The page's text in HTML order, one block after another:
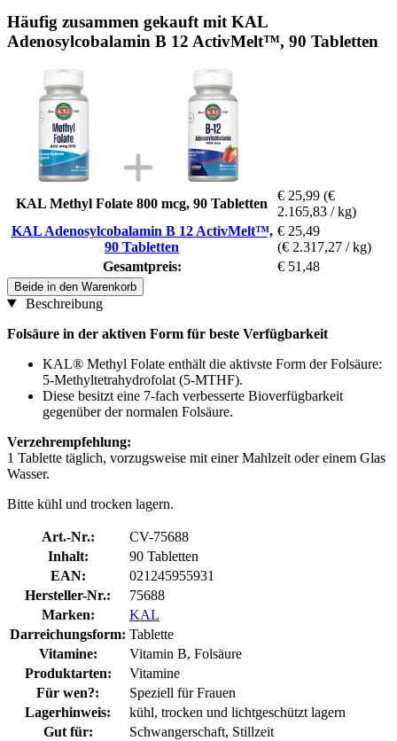
Häufig zusammen gekauft mit KAL
Adenosylcobalamin B 12 ActivMelt™, 90 Tabletten
KAL Methyl Folate 800 mcg, 90 Tabletten
€ 25,99 (€
2.165,83 / kg)
KAL Adenosylcobalamin B 12 ActivMelt™,
90 Tabletten
€ 25,49
(€ 2.317,27 / kg)
Gesamtpreis:
€ 51,48
Beide in den Warenkorb
Beschreibung
Folsäure in der aktiven Form für beste Verfügbarkeit
KAL® Methyl Folate enthält die aktivste Form der Folsäure:
5-Methyltetrahydrofolat (5-MTHF).
Diese besitzt eine 7-fach verbesserte Bioverfügbarkeit
gegenüber der normalen Folsäure.
Verzehrempfehlung:
1 Tablette täglich, vorzugsweise mit einer Mahlzeit oder einem Glas
Wasser.
Bitte kühl und trocken lagern.
Art.-Nr.:
CV-75688
Inhalt:
90 Tabletten
EAN:
021245955931
Hersteller-Nr.:
75688
Marken:
KAL
Darreichungsform: Tablette
Vitamine:
Vitamin B, Folsäure
Produktarten:
Vitamine
Für wen?:
Speziell für Frauen
Lagerhinweis:
kühl, trocken und lichtgeschützt lagern
Gut für:
Schwangerschaft, Stillzeit